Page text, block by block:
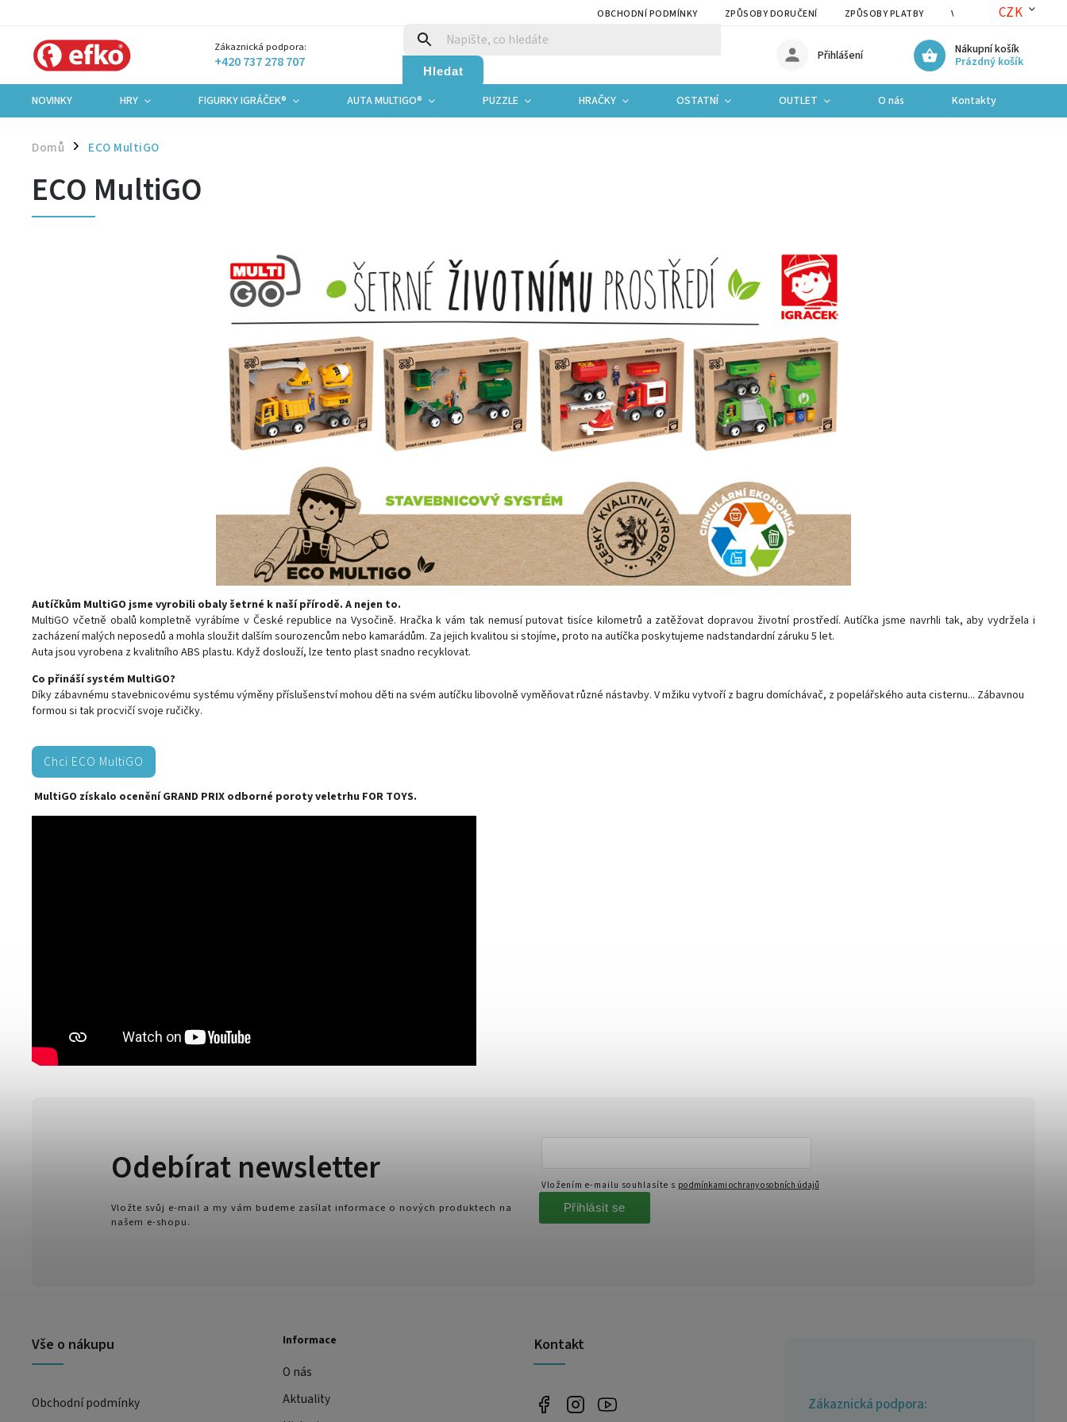
OBCHODNÍ PODMÍNKY ZPŮSOBY DORUČENÍ ZPŮSOBY PLATBY VRÁCENÍ ZBOŽÍ A
CZK
Zákaznická podpora:
+420 737 278 707 Hledat
Nákupní košík
Prázdný košík
Přihlášení
NOVINKY HRY FIGURKY IGRÁČEK® AUTA MULTIGO® PUZZLE HRAČKY OSTATNÍ OUTLET O nás Kontakty
Domů / ECO MultiGO
ECO MultiGO
Autíčkům MultiGO jsme vyrobili obaly šetrné k naší přírodě. A nejen to.
MultiGO včetně obalů kompletně vyrábíme v České republice na Vysočině. Hračka k vám tak nemusí putovat tisíce kilometrů a zatěžovat dopravou životní prostředí. Autíčka jsme navrhli tak, aby vydržela i
zacházení malých neposedů a mohla sloužit dalším sourozencům nebo kamarádům. Za jejich kvalitou si stojíme, proto na autíčka poskytujeme nadstandardní záruku 5 let.
Auta jsou vyrobena z kvalitního ABS plastu. Když doslouží, lze tento plast snadno recyklovat.
Co přináší systém MultiGO?
Díky zábavnému stavebnicovému systému výměny příslušenství mohou děti na svém autíčku libovolně vyměňovat různé nástavby. V mžiku vytvoří z bagru domíchávač, z popelářského auta cisternu... Zábavnou
formou si tak procvičí svoje ručičky.
Chci ECO MultiGO
MultiGO získalo ocenění GRAND PRIX odborné poroty veletrhu FOR TOYS.
Zákaznická podpora:
Vše o nákupu
Obchodní podmínky
Informace
O nás
Aktuality
Odebírat newsletter
Vložte svůj e-mail a my vám budeme zasílat informace o nových produktech na
našem e-shopu.
Vložením e-mailu souhlasíte s podmínkami ochrany osobních údajů
Přihlásit se
Kontakt